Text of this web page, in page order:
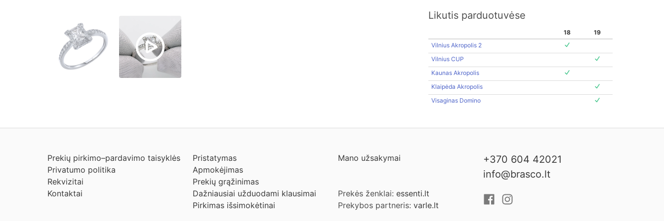
Likutis parduotuvėse
18
19
Vilnius Akropolis 2
Vilnius CUP
Kaunas Akropolis
Klaipėda Akropolis
Visaginas Domino
Prekių pirkimo–pardavimo taisyklės
Privatumo politika
Rekvizitai
Kontaktai
Pristatymas
Apmokėjimas
Prekių grąžinimas
Dažniausiai užduodami klausimai
Pirkimas išsimokėtinai
Mano užsakymai
Prekės ženklai: essenti.lt
Prekybos partneris: varle.lt
+370 604 42021
info@brasco.lt